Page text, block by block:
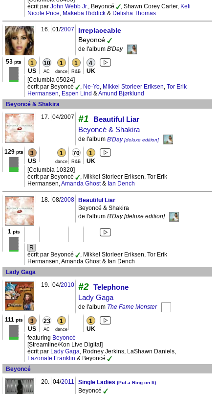
écrit par John Webb Jr., Beyoncé , Shawn Corey Carter, Keli
Nicole Price, Makeba Riddick & Delisha Thomas
16. 01/2007
Irreplaceable
Beyoncé
de l'album B'Day
53 pts 1
US
10
AC
1
dance
1
R&B
4
UK
[Columbia 05024]
écrit par Beyoncé
, Ne-Yo, Mikkel Storleer Eriksen, Tor Erik
Hermansen, Espen Lind &Amund Bjørklund
Beyoncé & Shakira
17. 04/2007 #1
Beautiful Liar
Beyoncé & Shakira
de l'album B'Day[deluxe edition]
129pts 3
US
1
dance
70
R&B
1
UK
[Columbia 10320]
écrit par Beyoncé
, Mikkel Storleer Eriksen, Tor Erik
Hermansen,Amanda Ghost& Ian Dench
18. 08/2008
Beautiful Liar
Beyoncé & Shakira
de l'album B'Day [deluxe edition]
1pts
R
écrit par Beyoncé
, Mikkel Storleer Eriksen, Tor Erik
Hermansen, Amanda Ghost & Ian Dench
Lady Gaga
19. 04/2010 #2 Telephone
Lady Gaga
de l'album The Fame Monster
111pts 3
US
23
AC
1
dance
1
UK
featuring Beyoncé
[Streamline/Kon Live Digital]
écrit par Lady Gaga, Rodney Jerkins, LaShawn Daniels,
Lazonate Franklin & Beyoncé
Beyoncé
20. 04/2011 Single Ladies (Put a Ring on It)
Beyoncé